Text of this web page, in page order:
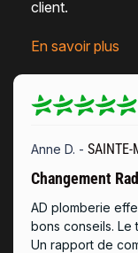
client.
En savoir plus
Anne D. -
Changement
AD plomberie
bons conseils.
Un rapport de